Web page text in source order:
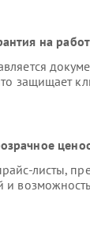
на
защищает
листы,
и